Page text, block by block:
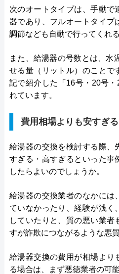
次のオートタイプは、手動で
器であり、フルオートタイプ
調節なども自動で行ってくれ
また、給湯器の号数とは、
せる量（リットル）のことで
記で紹介した「16号・20号
れています。
費用相場よりも安すぎ
給湯器の交換を検討する際、
すぎる・高すぎるといった事
したらよいのでしょうか。
給湯器の交換業者のなかには
ていなかったり、経験が浅く
していたりと、質の悪い業者
すが詐欺につながるような悪
給湯器交換の費用が相場より
る場合は、まず悪徳業者の可